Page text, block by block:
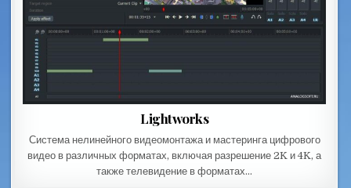
Lightworks
Система нелинейного видеомонтажа и мастеринга цифрового
видео в различных форматах, включая разрешение 2K и 4K, а
также телевидение в форматах…